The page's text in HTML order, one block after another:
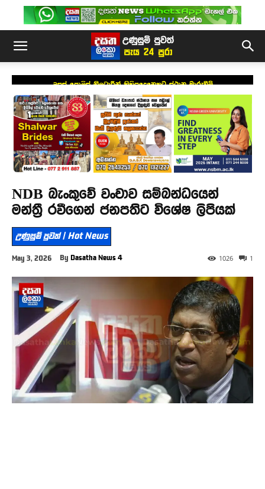
උසස් පොලිස් නිලධාරීන් කිහිපදෙනෙකුට ස්ථාන මාරුවීම්
NDB බැංකුවේ වංචාව සම්බන්ධයෙන්
මන්ත්‍රී රවීගෙන් ජනපතිට විශේෂ ලිපියක්
උණුසුම් පුවත් | Hot News
May 3, 2026 By Dasatha News 4 1
1026